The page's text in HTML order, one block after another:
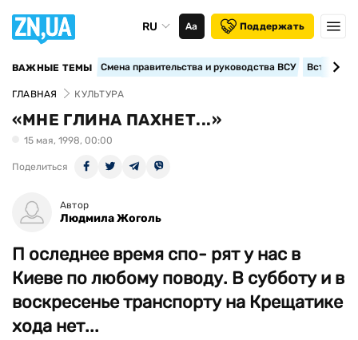
RU Аа Поддержать
ВАЖНЫЕ ТЕМЫ Смена правительства и руководства ВСУ
ГЛАВНАЯ КУЛЬТУРА
«МНЕ ГЛИНА ПАХНЕТ...»
15 мая, 1998, 00:00
Поделиться
Автор
Людмила Жоголь
П оследнее время спо- рят у нас в
Киеве по любому поводу. В субботу и в
воскресенье транспорту на Крещатике
хода нет...